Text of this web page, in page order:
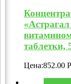
«Астрагал
таблетки,
Цена:852.00 Р